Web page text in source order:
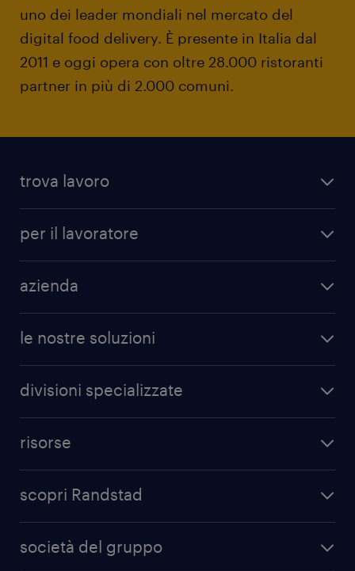
uno dei leader mondiali nel mercato del
digital food delivery. È presente in Italia dal
2011 e oggi opera con oltre 28.000 ristoranti
partner in più di 2.000 comuni.
trova lavoro
per il lavoratore
azienda
le nostre soluzioni
divisioni specializzate
risorse
scopri Randstad
società del gruppo